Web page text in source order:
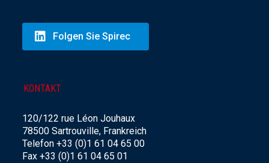
Folgen Sie Spirec
KONTAKT
120/122 rue Léon Jouhaux
78500 Sartrouville, Frankreich
Telefon +33 (0)1 61 04 65 00
Fax +33 (0)1 61 04 65 01